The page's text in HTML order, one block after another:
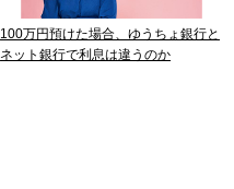
100万円預けた場合、ゆうちょ銀行と
ネット銀行で利息は違うのか